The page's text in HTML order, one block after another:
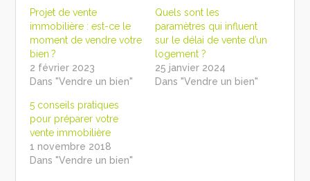
Projet de vente
immobilière : est-ce le
moment de vendre votre
bien ?
2 février 2023
Dans "Vendre un bien"
Quels sont les
paramètres qui influent
sur le délai de vente d’un
logement ?
25 janvier 2024
Dans "Vendre un bien"
5 conseils pratiques
pour préparer votre
vente immobilière
1 novembre 2018
Dans "Vendre un bien"